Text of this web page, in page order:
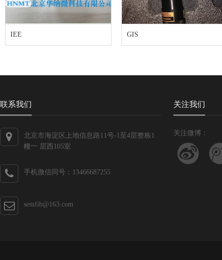
IEE GIS
联系我们
北京市海淀区上地信息路11号-1至4层整栋1
幢一 层西105室
手机微信同号：13466687255
semfib@163.com
关注我们
关注微博：